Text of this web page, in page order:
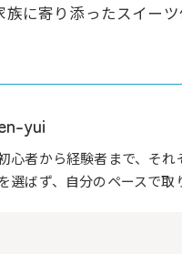
に寄り添ったスイー
yui
心者から経験者まで、そ
選ばず、自分のペースで取